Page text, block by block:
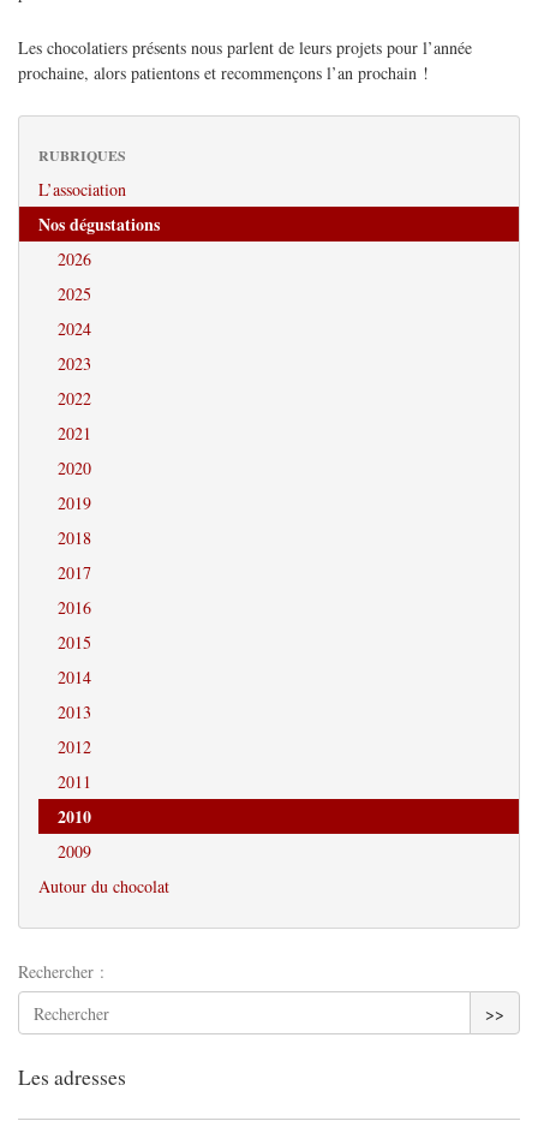
Les chocolatiers présents nous parlent de leurs projets pour l’année
prochaine, alors patientons et recommençons l’an prochain !
RUBRIQUES
L’association
Nos dégustations
2026
2025
2024
2023
2022
2021
2020
2019
2018
2017
2016
2015
2014
2013
2012
2011
2010
2009
Autour du chocolat
Rechercher :
>>
Les adresses